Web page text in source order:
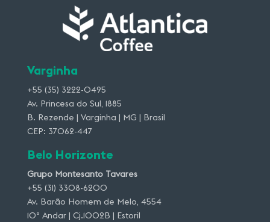
Varginha
+55 (35) 3222-0495
Av. Princesa do Sul, 1885
B. Rezende | Varginha | MG | Brasil
CEP: 37062-447
Belo Horizonte
Grupo Montesanto Tavares
+55 (31) 3308-6200
Av. Barão Homem de Melo, 4554
10º Andar | Cj.1002B | Estoril